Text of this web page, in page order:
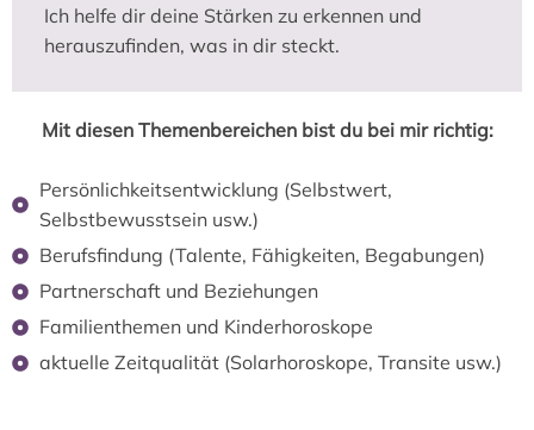
Ich helfe dir deine Stärken zu erkennen und
herauszufinden, was in dir steckt.
Mit diesen Themenbereichen bist du bei mir richtig:
Persönlichkeitsentwicklung (Selbstwert,
Selbstbewusstsein usw.)
Berufsfindung (Talente, Fähigkeiten, Begabungen)
Partnerschaft und Beziehungen
Familienthemen und Kinderhoroskope
aktuelle Zeitqualität (Solarhoroskope, Transite usw.)